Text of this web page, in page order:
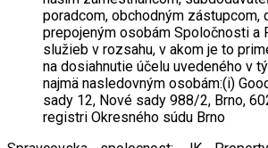
poradcom, obchodným zástupcom,
prepojeným osobám Spoločnosti a
služieb v rozsahu, v akom je to
na dosiahnutie účelu uvedeného v
najmä nasledovným osobám:(i)
sady 12, Nové sady 988/2, Brno,
registri Okresného súdu Brno